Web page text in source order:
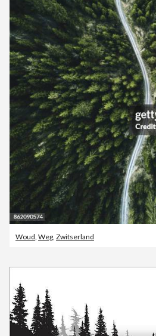
Woud, Weg, Zwitserland